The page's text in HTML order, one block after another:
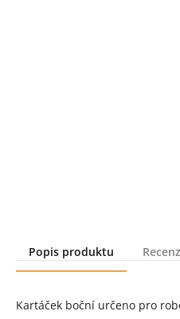
Popis produktu
Kartáček boční určeno pro